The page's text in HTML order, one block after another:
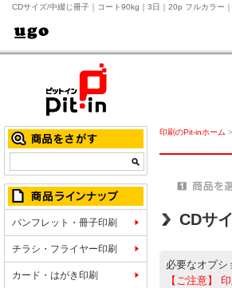
CDサイズ/中綴じ冊子｜コート90kg｜3日｜20p フルカラー
パンフレット・冊子印刷
チラシ・フライヤー印刷
カード・はがき印刷
印刷のPit-inホーム >
CDサ
必要なオプシ
【ご注意】